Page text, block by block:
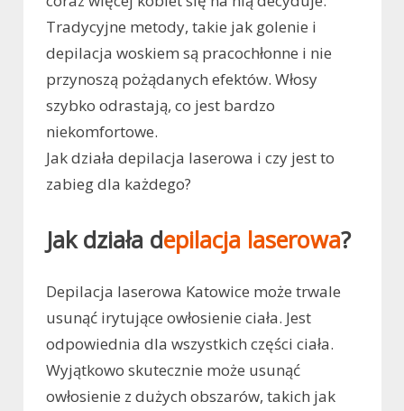
Tradycyjne metody, takie jak golenie i
depilacja woskiem są pracochłonne i nie
przynoszą pożądanych efektów. Włosy
szybko odrastają, co jest bardzo
niekomfortowe.
Jak działa depilacja laserowa i czy jest to
zabieg dla każdego?
Jak działa depilacja laserowa?
Depilacja laserowa Katowice może trwale
usunąć irytujące owłosienie ciała. Jest
odpowiednia dla wszystkich części ciała.
Wyjątkowo skutecznie może usunąć
owłosienie z dużych obszarów, takich jak